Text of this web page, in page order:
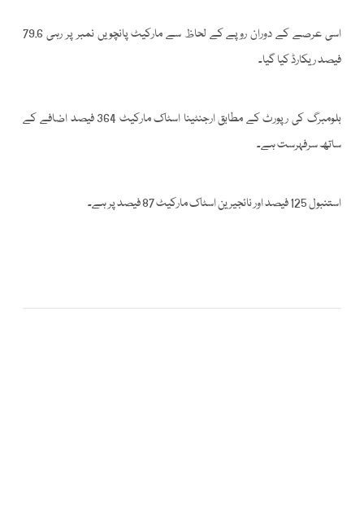
اسی عرصے کے دوران روپے کے لحاظ سے مارکیٹ پانچویں نمبر پر رہی 79.6
فیصد ریکارڈ کیا گیا۔
بلومبرگ کی رپورٹ کے مطابق ارجنٹینا اسٹاک مارکیٹ 364 فیصد اضافے کے
ساتھ سرفہرست ہے۔
استنبول 125 فیصد اور نائجیرین اسٹاک مارکیٹ 87 فیصد پر ہے۔